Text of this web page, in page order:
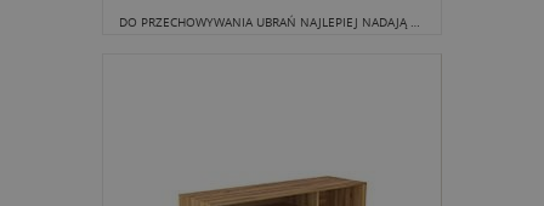
DO PRZECHOWYWANIA UBRAŃ NAJLEPIEJ NADAJĄ SIĘ SZAFKI, A DO BIELIZNY - SZUFLADY. DOKŁADNIE TAKI ZESTAW ZNAJDZIESZ W TEJ KOMODZIE Z KOLEKCJI ABIES.